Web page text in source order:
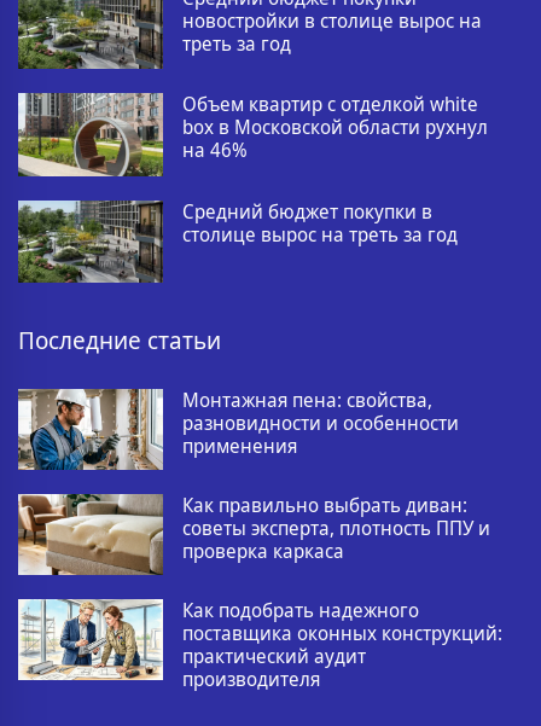
новостройки в столице вырос на
треть за год
Объем квартир с отделкой white
box в Московской области рухнул
на 46%
Средний бюджет покупки в
столице вырос на треть за год
Последние статьи
Монтажная пена: свойства,
разновидности и особенности
применения
Как правильно выбрать диван:
советы эксперта, плотность ППУ и
проверка каркаса
Как подобрать надежного
поставщика оконных конструкций:
практический аудит
производителя